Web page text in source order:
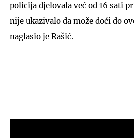
policija djelovala već od 16 sati
nije ukazivalo da može doći do
naglasio je Rašić.